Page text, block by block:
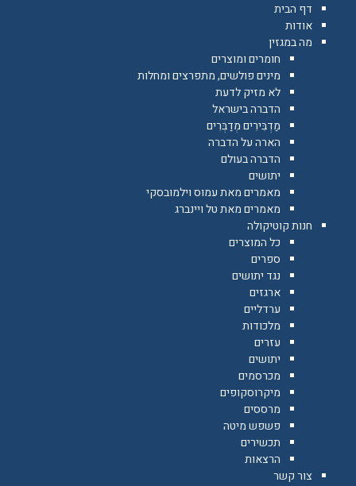
דף הבית
אודות
מה במגזין
חומרים ומוצרים
מינים פולשים, מתפרצים ומחלות
לא מזיק לדעת
הדברה בישראל
מַדְבִּירִים מְדַבְּרִים
הארה על הדברה
הדברה בעולם
יתושים
מאמרים מאת עמוס וילמובסקי
מאמרים מאת טל ויינברג
חנות קוטיקולה
כל המוצרים
ספרים
נגד יתושים
ארגזים
ערדליים
מלכודות
עזרים
יתושים
מכרסמים
מיקרוסקופים
מרססים
פשפש מיטה
תכשירים
הרצאות
צור קשר